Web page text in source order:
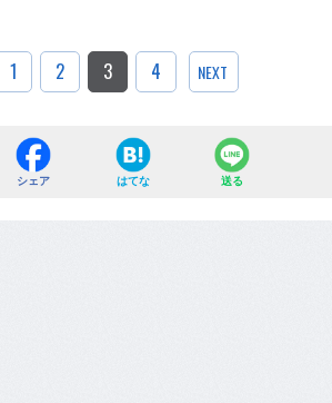
1 2 3 4 NEXT
シェア はてな 送る